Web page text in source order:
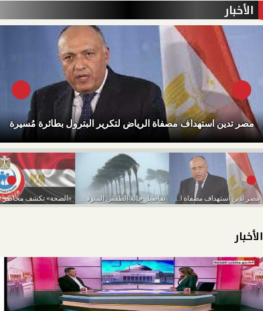
الأخبار
مصر تدين استهداف مصفاة الرياض لتكرير البترول بطائرة مُسيرة
مصر تدين استهداف مصفاة الرياض لتكرير البترول بطائرة...
الأخبار